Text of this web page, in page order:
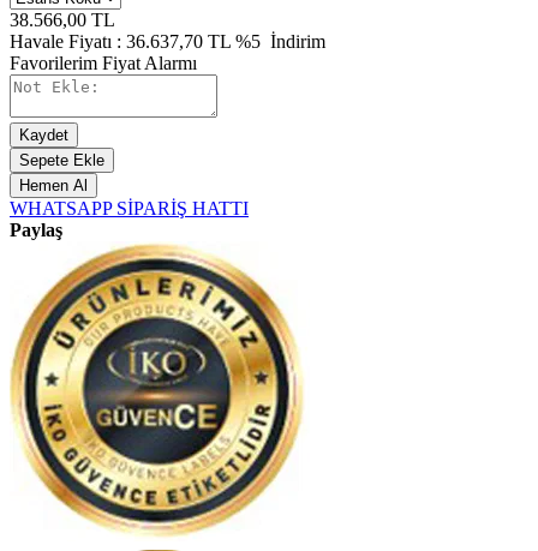
38.566,00 TL
Havale Fiyatı : 36.637,70 TL %5 İndirim
Favorilerim Fiyat Alarmı
Kaydet
Sepete Ekle
Hemen Al
WHATSAPP SİPARİŞ HATTI
Paylaş